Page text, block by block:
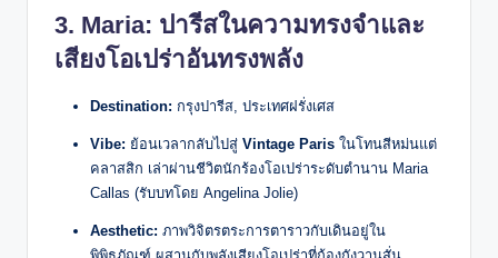
3. Maria: ปารีสในความทรงจำและ
เสียงโอเปร่าอันทรงพลัง
Destination: กรุงปารีส, ประเทศฝรั่งเศส
Vibe: ย้อนเวลากลับไปสู่ Vintage Paris ในโทนสีหม่นแต่
คลาสสิก เล่าผ่านชีวิตนักร้องโอเปร่าระดับตำนาน Maria
Callas (รับบทโดย Angelina Jolie)
Aesthetic: ภาพวิจิตรตระการตาราวกับเดินอยู่ใน